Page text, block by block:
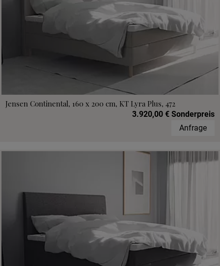
Jensen Continental, 160 x 200 cm, KT Lyra Plus, 472
3.920,00 € Sonderpreis
Anfrage